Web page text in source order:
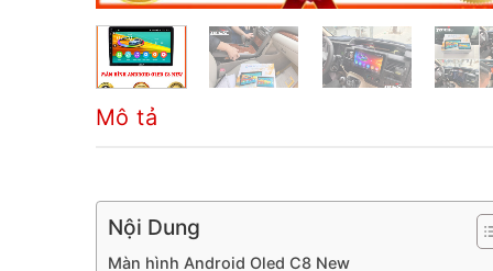
Mô tả
Nội Dung
Màn hình Android Oled C8 New